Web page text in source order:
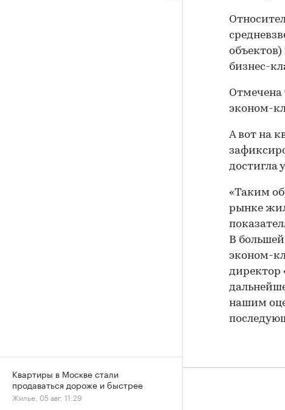
бизнес-
Отмечена
эконом-
А вот на
достигла
«Таким
рынке
В
эконом-
директор
нашим
Квартиры в Москве стали
продаваться дороже и быстрее
Жилье, 05 авг, 11:29